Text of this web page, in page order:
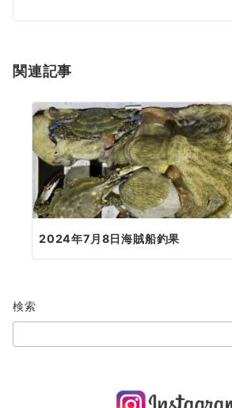
シ
ン
関連記事
2024年7月8日海賊船釣果
検索